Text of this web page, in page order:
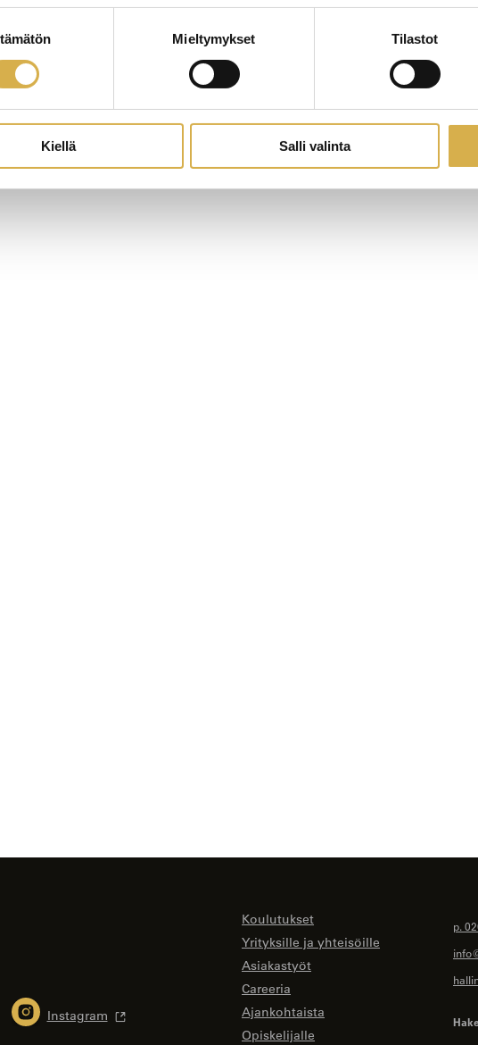
Mieltymykset Tilastot
Kiellä Salli valinta
Instagram
Koulutukset
Yrityksille ja yhteisöille
Asiakastyöt
Careeria
Ajankohtaista
Opiskelijalle
p.